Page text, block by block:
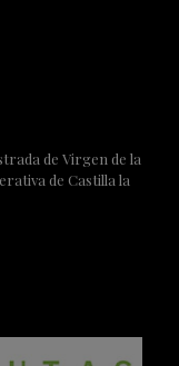
de Virgen de la
de Castilla la